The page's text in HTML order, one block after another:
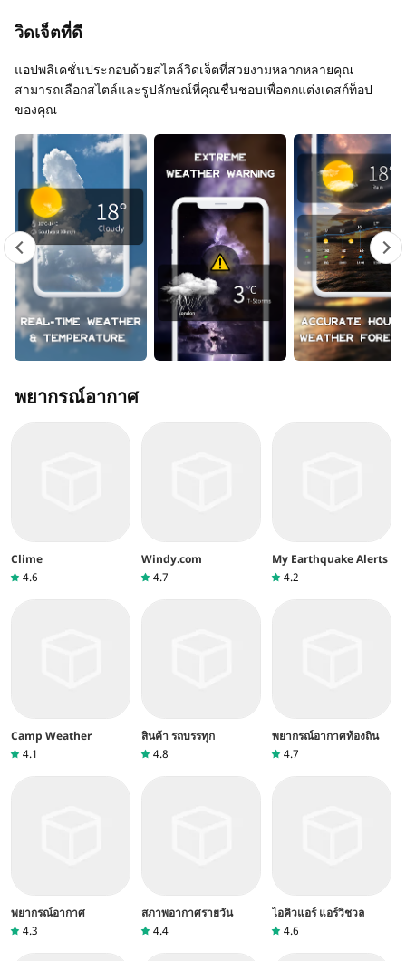
วิดเจ็ตที่ดี
แอปพลิเคชั่นประกอบด้วยสไตล์วิดเจ็ตที่สวยงามหลากหลายคุณ
สามารถเลือกสไตล์และรูปลักษณ์ที่คุณชื่นชอบเพื่อตกแต่งเดสก์ท็อป
ของคุณ
พยากรณ์อากาศ
Clime
4.6
Windy.com
4.7
My Earthquake Alerts
4.2
Camp Weather
4.1
สินค้า รถบรรทุก
4.8
พยากรณ์อากาศท้องถิ่น
4.7
พยากรณ์อากาศ
4.3
สภาพอากาศรายวัน
4.4
ไอคิวแอร์ แอร์วิชวล
4.6